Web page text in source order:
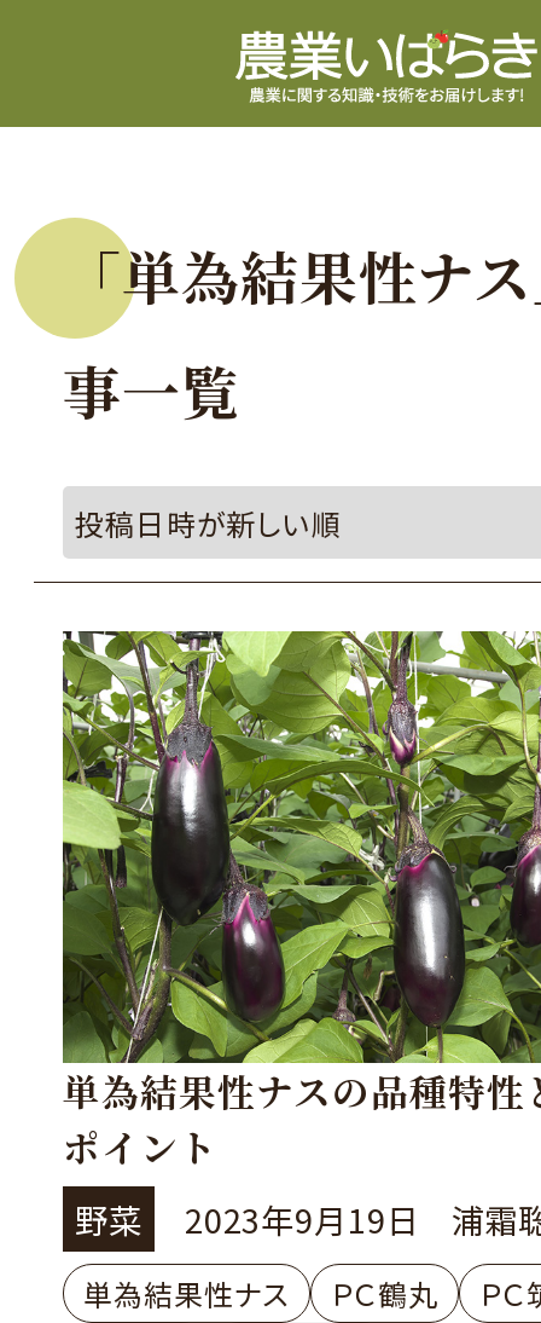
「単為結果性ナ
事一覧
単為結果性ナスの品種特性
ポイント
野菜 2023年9月19日 浦霜
単為結果性ナス ＰＣ鶴丸
Ｐ